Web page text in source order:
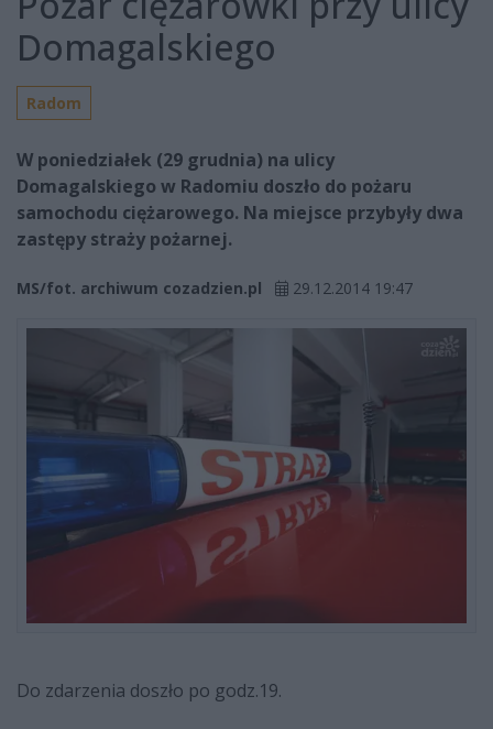
Domagalskiego
Radom
W poniedziałek (29 grudnia) na ulicy
Domagalskiego w Radomiu doszło do pożaru
samochodu ciężarowego. Na miejsce przybyły dwa
zastępy straży pożarnej.
MS/fot. archiwum cozadzien.pl 29.12.2014 19:47
Do zdarzenia doszło po godz.19.